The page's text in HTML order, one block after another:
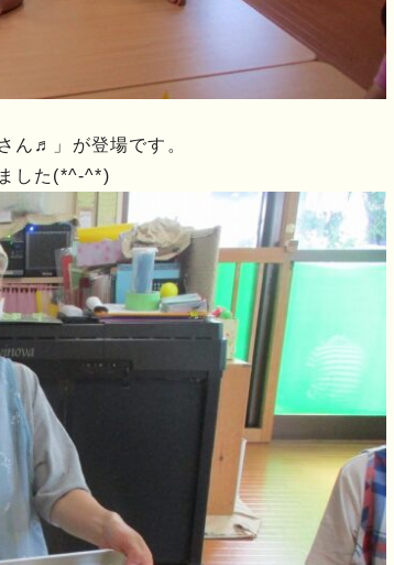
ん♬」が登場です。
した(*^-^*)